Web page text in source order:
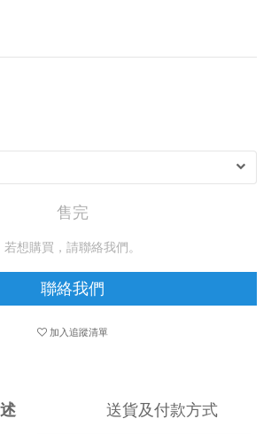
售完
若想購買，請聯絡我們。
聯絡我們
加入追蹤清單
送貨及付款方式